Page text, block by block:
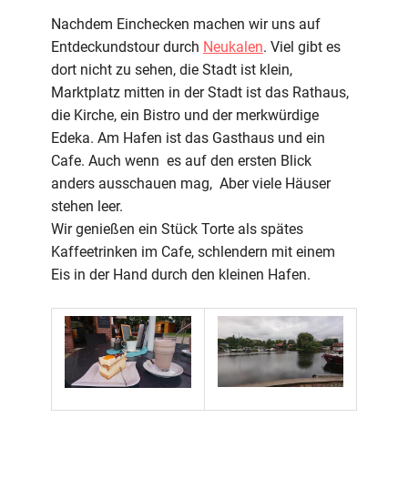
Nachdem Einchecken machen wir uns auf
Entdeckundstour durch Neukalen. Viel gibt es
dort nicht zu sehen, die Stadt ist klein,
Marktplatz mitten in der Stadt ist das Rathaus,
die Kirche, ein Bistro und der merkwürdige
Edeka. Am Hafen ist das Gasthaus und ein
Cafe. Auch wenn es auf den ersten Blick
anders ausschauen mag, Aber viele Häuser
stehen leer.
Wir genießen ein Stück Torte als spätes
Kaffeetrinken im Cafe, schlendern mit einem
Eis in der Hand durch den kleinen Hafen.